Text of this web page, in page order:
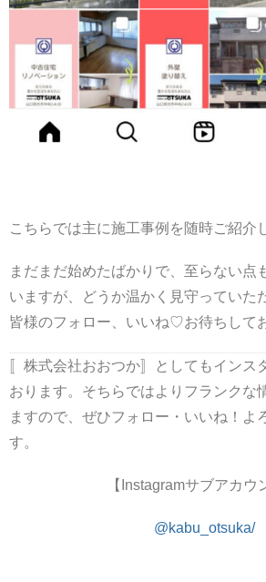
こちらでは主に施工事例を随時ご紹介
まだまだ始めたばかりで、至らない点
いますが、どうか温かく見守っていた
皆様のフォロー、いいね♡お待ちして
〚株式会社おおつか〛としてもインス
おります。そちらではよりフランクな
ますので、ぜひフォロー・いいね！よ
す。
【Instagramサブアカウ
@kabu_otsuka/